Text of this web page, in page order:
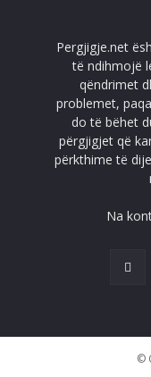
Pergjigje.net
të ndihmojë
qëndrimet
problemet,
do të bëhet
përgjigjet që
përkthime të
Na
©